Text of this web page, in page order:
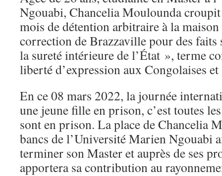
Ngouabi, Chancelia Moulounda
mois de détention arbitraire à la maison
correction de Brazzaville pour des faits
la sureté intérieure de l’État », terme
liberté d’expression aux Congolaises
En ce 08 mars 2022, la journée
une jeune fille en prison, c’est toutes
sont en prison. La place de Chancelia
bancs de l’Université Marien Ngouabi
terminer son Master et auprès de ses
apportera sa contribution au